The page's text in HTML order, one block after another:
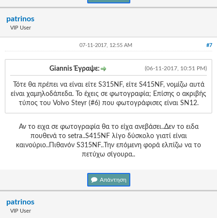
patrinos
VIP User
#7
07-11-2017, 12:55 AM
(06-11-2017, 10:51 PM)
Giannis Έγραψε:
Τότε θα πρέπει να είναι είτε S315NF, είτε S415NF, νομίζω αυτά
είναι χαμηλοδάπεδα. Το έχεις σε φωτογραφία; Επίσης ο ακριβής
τύπος του Volvo Steyr (#6) που φωτογράφισες είναι SN12.
Αν το ειχα σε φωτογραφία θα το είχα ανεβάσει..Δεν το ειδα
πουθενά το setra..S415NF λίγο δύσκολο γιατί είναι
καινούριο..Πιθανόν S315NF..Την επόμενη φορά ελπίζω να το
πετύχω σίγουρα..
Απάντηση
patrinos
VIP User